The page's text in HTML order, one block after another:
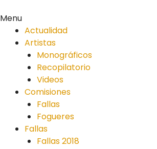
Menu
Actualidad
Artistas
Monográficos
Recopilatorio
Videos
Comisiones
Fallas
Fogueres
Fallas
Fallas 2018